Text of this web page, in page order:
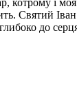
Святий
до